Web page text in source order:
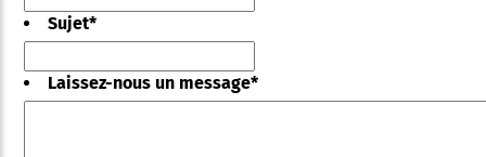
Sujet*
Laissez-nous un message*